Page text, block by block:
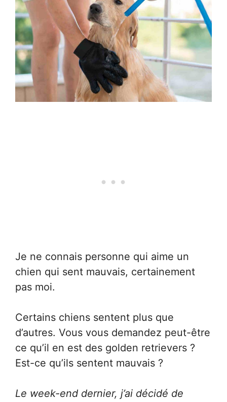
Je ne connais personne qui aime un
chien qui sent mauvais, certainement
pas moi.
Certains chiens sentent plus que
d’autres. Vous vous demandez peut-être
ce qu’il en est des golden retrievers ?
Est-ce qu’ils sentent mauvais ?
Le week-end dernier, j’ai décidé de